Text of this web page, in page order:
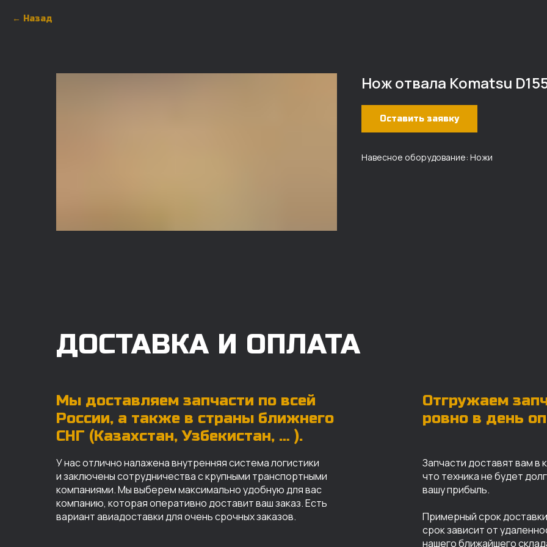
Назад
Нож отвала Komatsu
Оставить заявку
Навесное оборудование: Ножи
ДОСТАВКА И ОПЛАТА
Мы доставляем запчасти по всей
России, а также в страны ближнего
СНГ (Казахстан, Узбекистан, … ).
Отгружаем
ровно в день
У нас отлично налажена внутренняя система логистики
и заключены сотрудничества с крупными транспортными
компаниями. Мы выберем максимально удобную для вас
компанию, которая оперативно доставит ваш заказ. Есть
вариант авиадоставки для очень срочных заказов.
Запчасти доставят вам в
что техника не будет
вашу прибыль.
Примерный срок
срок зависит от
нашего ближайшего